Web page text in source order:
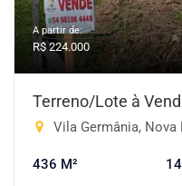
A partir de:
R$ 224.000
Terreno/Lote à
Vila Germânia, Nova
436 M²